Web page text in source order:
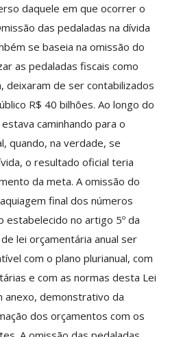
daquele em que ocorrer o
das pedaladas na dívida
se baseia na omissão do
as pedaladas fiscais como
deixaram de ser contabilizados
R$ 40 bilhões. Ao longo do
caminhando para o
quando, na verdade, se
o resultado oficial teria
da meta. A omissão do
final dos números
estabelecido no artigo 5º da
lei orçamentária anual ser
com o plano plurianual, com
e com as normas desta Lei
anexo, demonstrativo da
dos orçamentos com os